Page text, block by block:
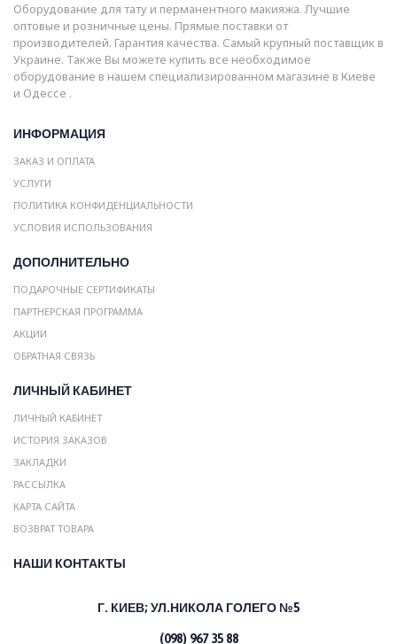
Оборудование для тату и перманентного макияжа. Лучшие
оптовые и розничные цены. Прямые поставки от
производителей. Гарантия качества. Самый крупный поставщик в
Украине. Также Вы можете купить все необходимое
оборудование в нашем специализированном магазине в Киеве
и Одессе .
ИНФОРМАЦИЯ
ЗАКАЗ И ОПЛАТА
УСЛУГИ
ПОЛИТИКА КОНФИДЕНЦИАЛЬНОСТИ
УСЛОВИЯ ИСПОЛЬЗОВАНИЯ
ДОПОЛНИТЕЛЬНО
ПОДАРОЧНЫЕ СЕРТИФИКАТЫ
ПАРТНЕРСКАЯ ПРОГРАММА
АКЦИИ
ОБРАТНАЯ СВЯЗЬ
ЛИЧНЫЙ КАБИНЕТ
ЛИЧНЫЙ КАБИНЕТ
ИСТОРИЯ ЗАКАЗОВ
ЗАКЛАДКИ
РАССЫЛКА
КАРТА САЙТА
ВОЗВРАТ ТОВАРА
НАШИ КОНТАКТЫ
Г. КИЕВ; УЛ.НИКОЛА ГОЛЕГО №5
(098) 967 35 88